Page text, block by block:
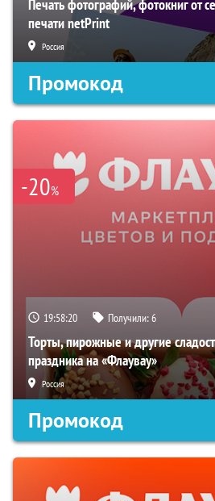
Печать фотографий, фотокниг от
печати netPrint
Россия
Промокод
-20%
19:58:19 Получили:6
Торты, пирожные и другие
праздника на «Флаувау»
Россия
Промокод